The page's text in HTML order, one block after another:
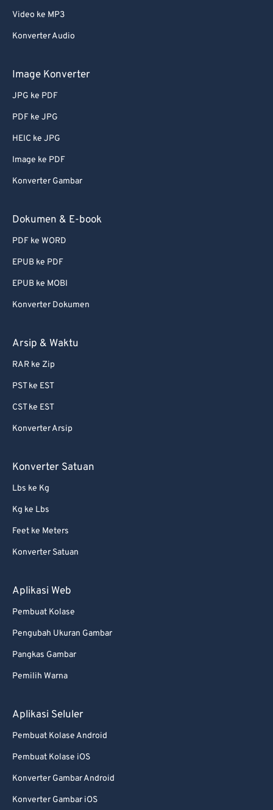
Video ke MP3
Konverter Audio
Image Konverter
JPG ke PDF
PDF ke JPG
HEIC ke JPG
Image ke PDF
Konverter Gambar
Dokumen & E-book
PDF ke WORD
EPUB ke PDF
EPUB ke MOBI
Konverter Dokumen
Arsip & Waktu
RAR ke Zip
PST ke EST
CST ke EST
Konverter Arsip
Konverter Satuan
Lbs ke Kg
Kg ke Lbs
Feet ke Meters
Konverter Satuan
Aplikasi Web
Pembuat Kolase
Pengubah Ukuran Gambar
Pangkas Gambar
Pemilih Warna
Aplikasi Seluler
Pembuat Kolase Android
Pembuat Kolase iOS
Konverter Gambar Android
Konverter Gambar iOS